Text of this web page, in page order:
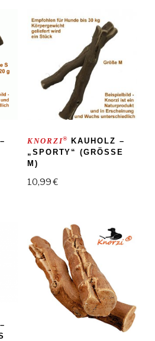
KNORZI®KAUHOLZ –
„SPORTY“ (GRÖSSE M
)
10,99€